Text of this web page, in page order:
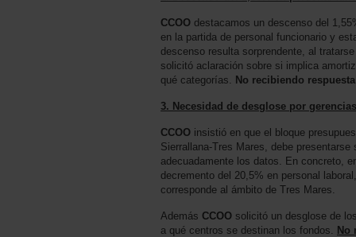
CCOO destacamos un descenso del
en la partida de personal funcionario y
descenso resulta sorprendente, al
solicitó aclaración sobre si implica
qué categorías. No recibiendo
3. Necesidad de desglose por
CCOO insistió en que el bloque
Sierrallana-Tres Mares, debe presentarse
adecuadamente los datos. En concreto,
decremento del 20,5% en personal
corresponde al ámbito de Tres Mares.
Además CCOO solicitó un desglose de
a qué centros se destinan los fondos. No